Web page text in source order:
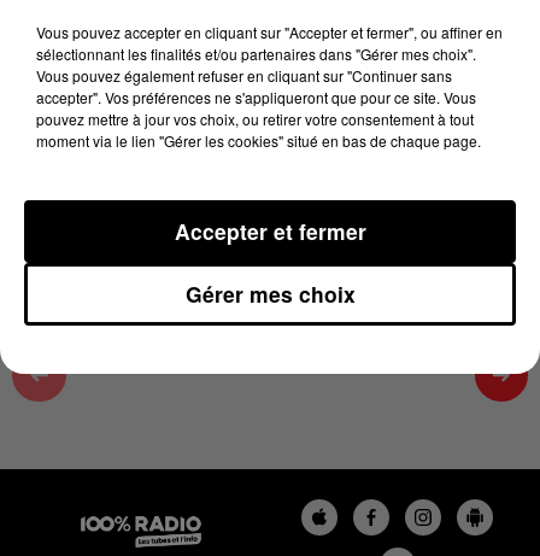
15 novembre 2024 - 4 min 42 sec
ON SE FAIT DU BIEN SUR 100%, ÉMISSION DU
15/11/2024
à 12h39
Vous pouvez accepter en cliquant sur "Accepter et fermer", ou affiner en
sélectionnant les finalités et/ou partenaires dans "Gérer mes choix".
Vous pouvez également refuser en cliquant sur "Continuer sans
accepter". Vos préférences ne s'appliqueront que pour ce site. Vous
pouvez mettre à jour vos choix, ou retirer votre consentement à tout
moment via le lien "Gérer les cookies" situé en bas de chaque page.
Gérer mes choix
Accepter et fermer